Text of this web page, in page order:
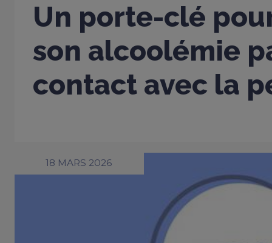
Un porte-clé
son alcoolémie
contact avec la
18 MARS 2026